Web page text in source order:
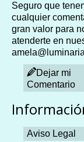
Seguro que
cualquier
gran valor para
atenderte en
Dejar mi
Comentario
Aviso Legal